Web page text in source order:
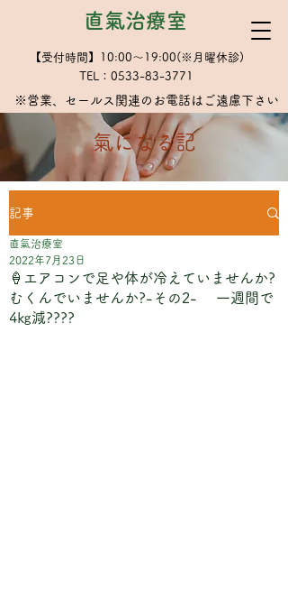
直氣治療室
【受付時間】10:00～19:00(※月曜休診)
TEL：0533-83-3771
※​営業、セールス関連のお電話はご遠慮下さい
​氣になる記
記事
🍦エアコンで足や体が冷えていませんか?
むくんでいませんか?-その2- 一週間で
4㎏減????
直氣治療室
2022年7月23日